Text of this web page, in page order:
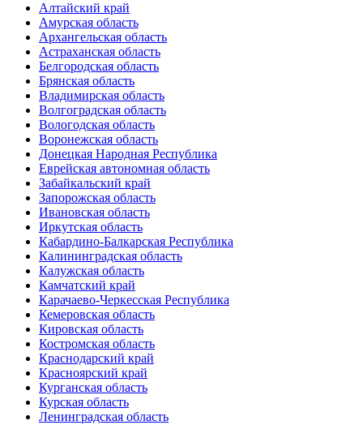
Алтайский край
Амурская область
Архангельская область
Астраханская область
Белгородская область
Брянская область
Владимирская область
Волгоградская область
Вологодская область
Воронежская область
Донецкая Народная Республика
Еврейская автономная область
Забайкальский край
Запорожская область
Ивановская область
Иркутская область
Кабардино-Балкарская Республика
Калининградская область
Калужская область
Камчатский край
Карачаево-Черкесская Республика
Кемеровская область
Кировская область
Костромская область
Краснодарский край
Красноярский край
Курганская область
Курская область
Ленинградская область